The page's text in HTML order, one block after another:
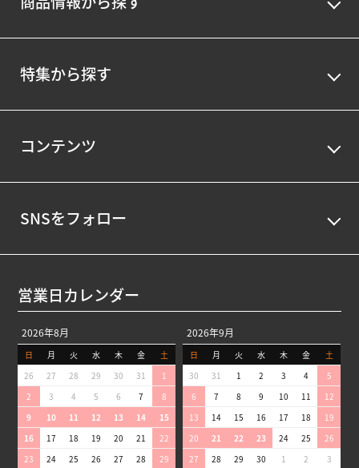
特集から探す
コンテンツ
SNSをフォロー
営業日カレンダー
2026年8月
日 月 火 水 木 金
土
26
27 28 29 30 31
1
2
3 4 5 6 7
8
9
10 11 12 13 14
15
16
17 18 19 20 21
22
23
24 25 26 27 28 29
2026年9月
日 月 火 水 木 金
土
30
31 1 2 3 4
5
6
7 8 9 10 11
12
13
14 15 16 17 18
19
20
21 22 23 24 25
26
27
28 29 30 1 2 3